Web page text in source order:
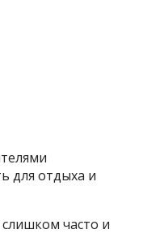
для отдыха и
часто и